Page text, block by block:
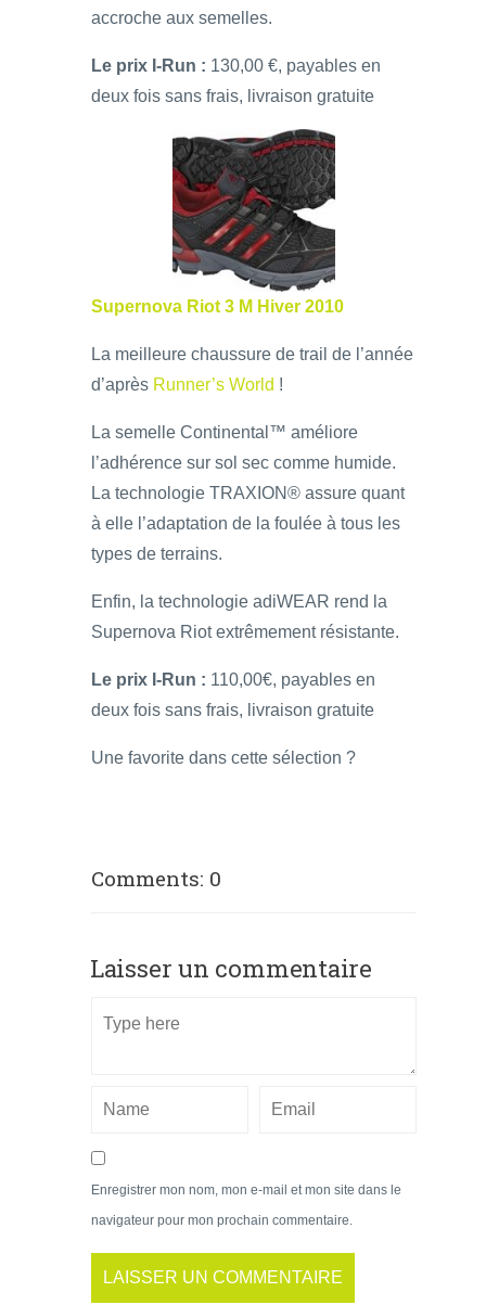
accroche aux semelles.
Le prix I-Run : 130,00 €, payables en
deux fois sans frais, livraison gratuite
Supernova Riot 3 M Hiver 2010
La meilleure chaussure de trail de l’année
d’après Runner’s World !
La semelle Continental™ améliore
l’adhérence sur sol sec comme humide.
La technologie TRAXION® assure quant
à elle l’adaptation de la foulée à tous les
types de terrains.
Enfin, la technologie adiWEAR rend la
Supernova Riot extrêmement résistante.
Le prix I-Run : 110,00€, payables en
deux fois sans frais, livraison gratuite
Une favorite dans cette sélection ?
Comments: 0
Laisser un commentaire
Enregistrer mon nom, mon e-mail et mon site dans le
navigateur pour mon prochain commentaire.